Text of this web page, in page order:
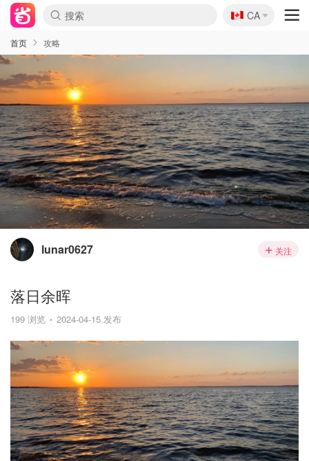
🇨🇦
CA
首页 攻略
lunar0627 关注
落日余晖
199 浏览 2024-04-15 发布